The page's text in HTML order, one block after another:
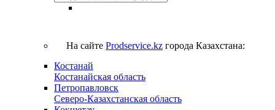
На сайте Prodservice.kz города Казахстана:
Костанай
Костанайская область
Петропавловск
Северо-Казахстанская область